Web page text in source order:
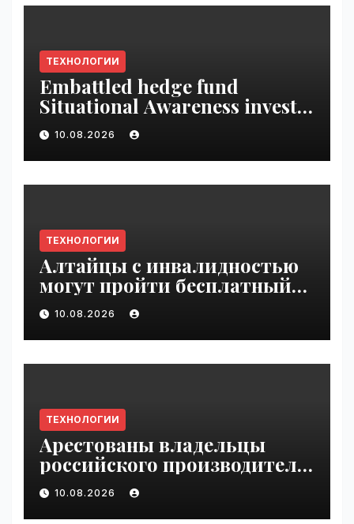
ТЕХНОЛОГИИ
Embattled hedge fund
Situational Awareness invests
$400M in chip startup Source
Foundry | VseTime.ru
10.08.2026
ТЕХНОЛОГИИ
Алтайцы с инвалидностью
могут пройти бесплатный
обучающий курс по ИИ |
VseTime.ru
10.08.2026
ТЕХНОЛОГИИ
Арестованы владельцы
российского производителя
БПЛА | VseTime.ru
10.08.2026